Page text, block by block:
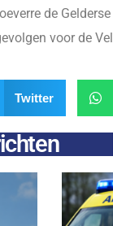
de
voor de
Twitter